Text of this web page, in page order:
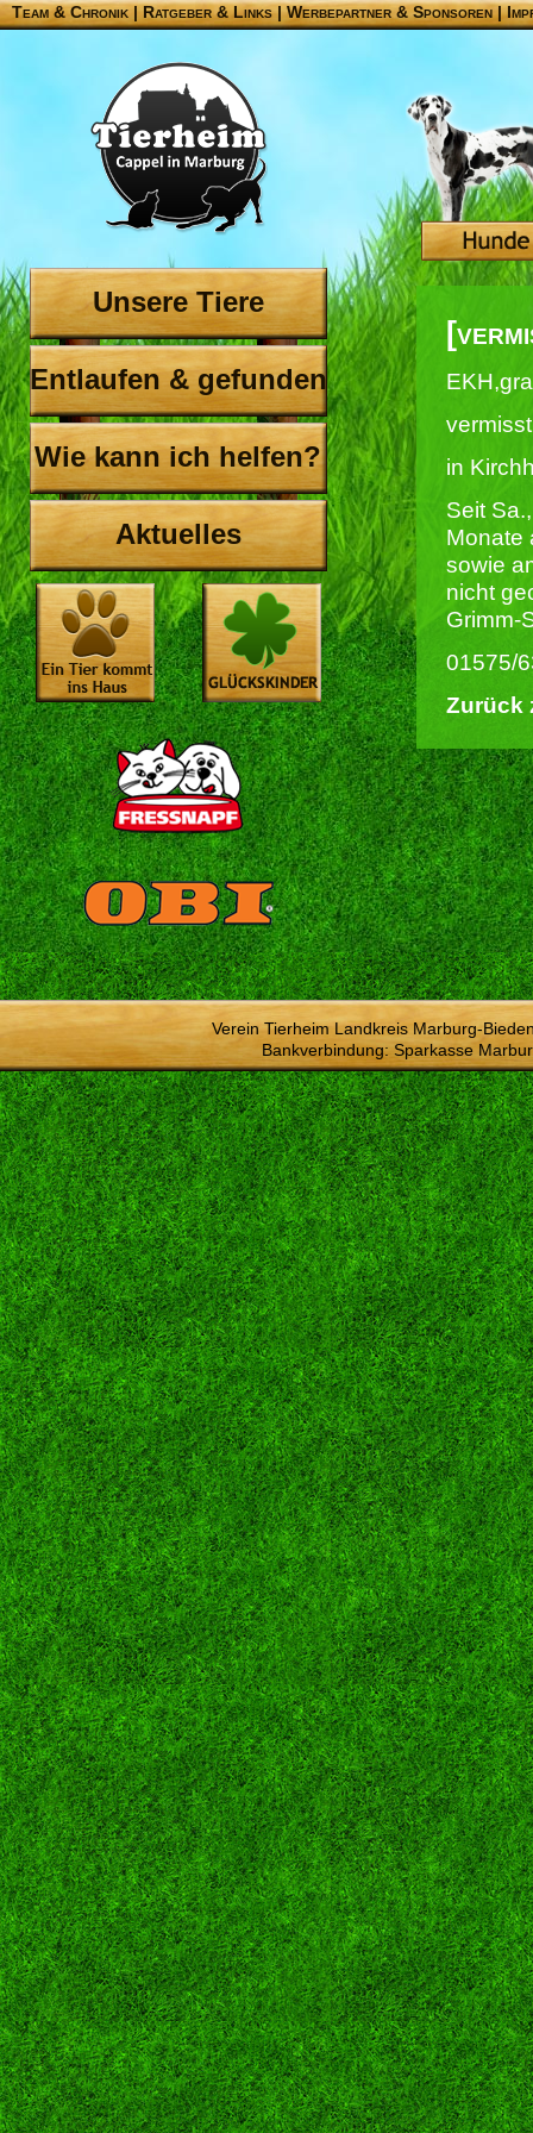
Team & Chronik |Ratgeber & Links|Werbepartner & Sponsoren|
Unsere Tiere
Entlaufen & gefunden
Wie kann ich helfen?
Aktuelles
in
Seit
Monate
sowie
nicht
Grimm-
01575/
Zurück
Verein Tierheim Landkreis Marburg-
Bankverbindung: Sparkasse